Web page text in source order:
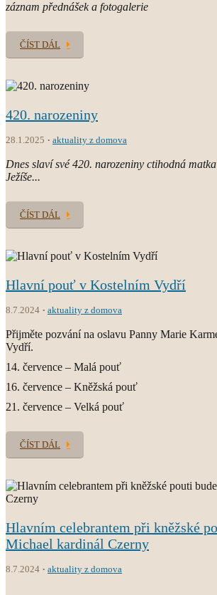
záznam přednášek a fotogalerie
ČÍST DÁL
420. narozeniny
28.1.2025 aktuality z domova
Dnes slaví své 420. narozeniny ctihodná
Ježíše...
ČÍST DÁL
Hlavní pouť v Kostelním Vydří
8.7.2024 aktuality z domova
Přijměte pozvání na oslavu Panny Marie
Vydří.
14. července – Malá pouť
16. července – Kněžská pouť
21. července – Velká pouť
ČÍST DÁL
Hlavním celebrantem při kněžské
Michael kardinál Czerny
8.7.2024 aktuality z domova